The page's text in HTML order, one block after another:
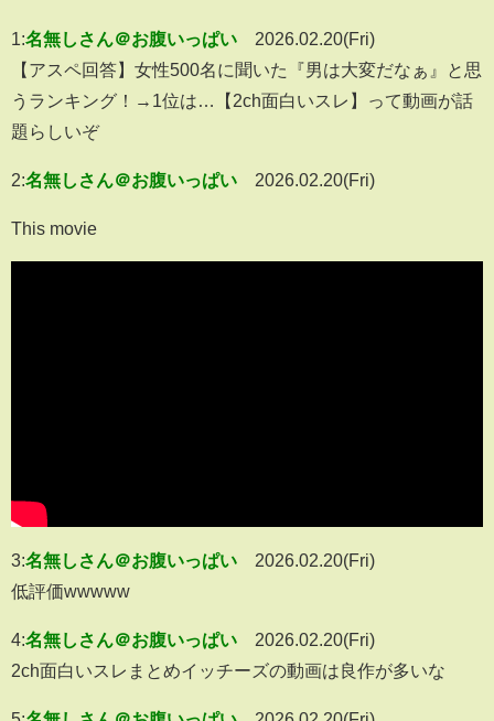
1:名無しさん＠お腹いっぱい
2026.02.20(Fri)
【アスペ回答】女性500名に聞いた『男は大変だなぁ』と思
うランキング！→1位は…【2ch面白いスレ】って動画が話
題らしいぞ
2:名無しさん＠お腹いっぱい 2026.02.20(Fri)
This movie
3:名無しさん＠お腹いっぱい
2026.02.20(Fri)
低評価wwwww
4:名無しさん＠お腹いっぱい
2026.02.20(Fri)
2ch面白いスレまとめイッチーズの動画は良作が多いな